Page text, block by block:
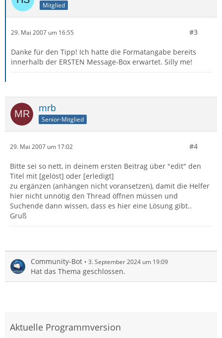
Mitglied
29. Mai 2007 um 16:55 #3
Danke für den Tipp! Ich hatte die Formatangabe bereits
innerhalb der ERSTEN Message-Box erwartet. Silly me!
mrb
Senior-Mitglied
29. Mai 2007 um 17:02 #4
Bitte sei so nett, in deinem ersten Beitrag über "edit" den
Titel mit [gelöst] oder [erledigt]
zu ergänzen (anhängen nicht voransetzen), damit die Helfer
hier nicht unnötig den Thread öffnen müssen und
Suchende dann wissen, dass es hier eine Lösung gibt..
Gruß
Community-Bot 3. September 2024 um 19:09
Hat das Thema geschlossen.
Aktuelle Programmversion